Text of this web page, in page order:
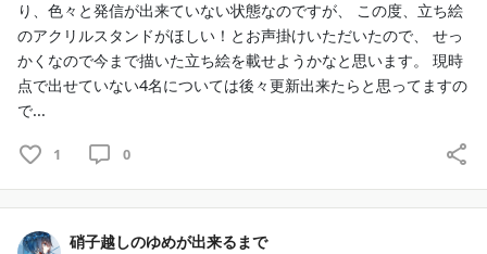
り、色々と発信が出来ていない状態なのですが、 この度、立ち絵
のアクリルスタンドがほしい！とお声掛けいただいたので、 せっ
かくなので今まで描いた立ち絵を載せようかなと思います。 現時
点で出せていない4名については後々更新出来たらと思ってますの
で...
1 0
硝子越しのゆめが出来るまで